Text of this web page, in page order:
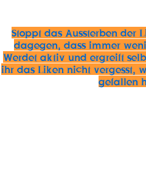
Stoppt das Aussterben der
dagegen, dass immer
Werdet aktiv und ergreift
ihr das Liken nicht vergesst,
gefallen